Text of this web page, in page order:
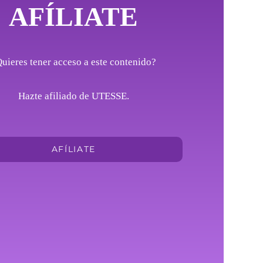
AFÍLIATE
tener acceso a este contenido?
Hazte afiliado de UTESSE.
AFÍLIATE